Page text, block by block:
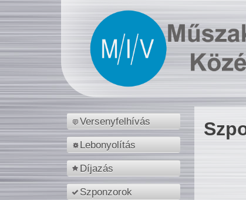
Versenyfelhívás
Lebonyolítás
Díjazás
Szponzorok